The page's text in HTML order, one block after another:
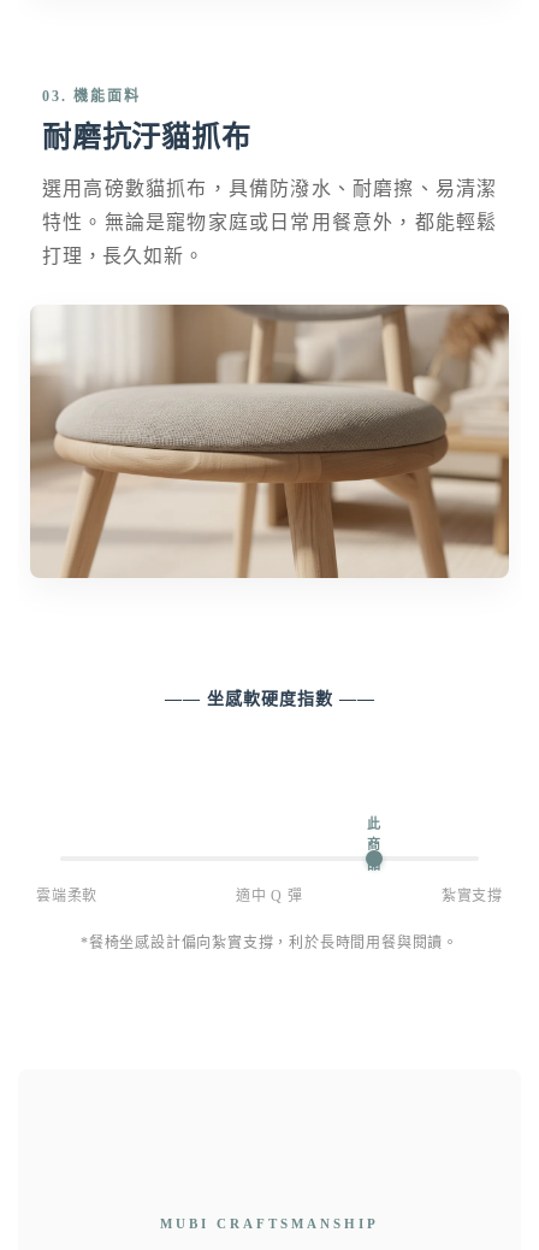
03. 機能面料
耐磨抗汙貓抓布
選用高磅數貓抓布，具備防潑水、耐磨擦、易清潔
特性。無論是寵物家庭或日常用餐意外，都能輕鬆
打理，長久如新。
—— 坐感軟硬度指數 ——
雲端柔軟 適中 Q 彈 紮實支撐
*餐椅坐感設計偏向紮實支撐，利於長時間用餐與閱讀。
MUBI CRAFTSMANSHIP